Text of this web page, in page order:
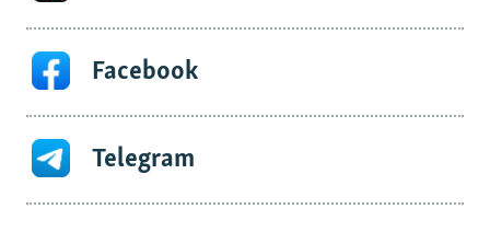
Facebook
Telegram